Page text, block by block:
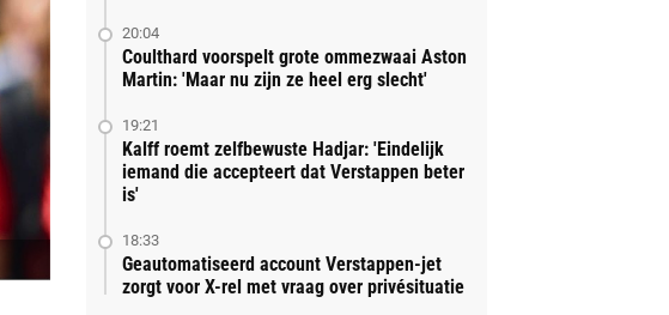
20:04
Coulthard voorspelt grote ommezwaai Aston
Martin: 'Maar nu zijn ze heel erg slecht'
19:21
Kalff roemt zelfbewuste Hadjar: 'Eindelijk
iemand die accepteert dat Verstappen beter
is'
18:33
Geautomatiseerd account Verstappen-jet
zorgt voor X-rel met vraag over privésituatie